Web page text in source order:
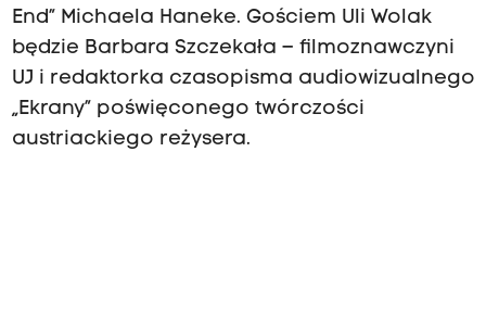
End” Michaela Haneke. Gościem Uli Wolak
będzie Barbara Szczekała – filmoznawczyni
UJ i redaktorka czasopisma audiowizualnego
„Ekrany” poświęconego twórczości
austriackiego reżysera.